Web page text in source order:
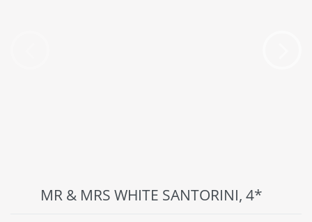
MR & MRS WHITE SANTORINI, 4*